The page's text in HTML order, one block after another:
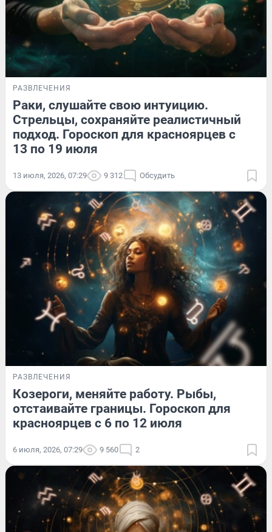
РАЗВЛЕЧЕНИЯ
Раки, слушайте свою интуицию.
Стрельцы, сохраняйте реалистичный
подход. Гороскоп для красноярцев с
13 по 19 июля
13 июля, 2026, 07:29 9 312 Обсудить
РАЗВЛЕЧЕНИЯ
Козероги, меняйте работу. Рыбы,
отстаивайте границы. Гороскоп для
красноярцев с 6 по 12 июля
6 июля, 2026, 07:29 9 560 2